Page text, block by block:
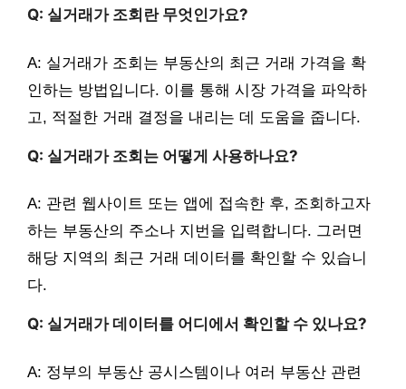
Q: 실거래가 조회란 무엇인가요?
A: 실거래가 조회는 부동산의 최근 거래 가격을 확
인하는 방법입니다. 이를 통해 시장 가격을 파악하
고, 적절한 거래 결정을 내리는 데 도움을 줍니다.
Q: 실거래가 조회는 어떻게 사용하나요?
A: 관련 웹사이트 또는 앱에 접속한 후, 조회하고자
하는 부동산의 주소나 지번을 입력합니다. 그러면
해당 지역의 최근 거래 데이터를 확인할 수 있습니
다.
Q: 실거래가 데이터를 어디에서 확인할 수 있나요?
A: 정부의 부동산 공시스템이나 여러 부동산 관련